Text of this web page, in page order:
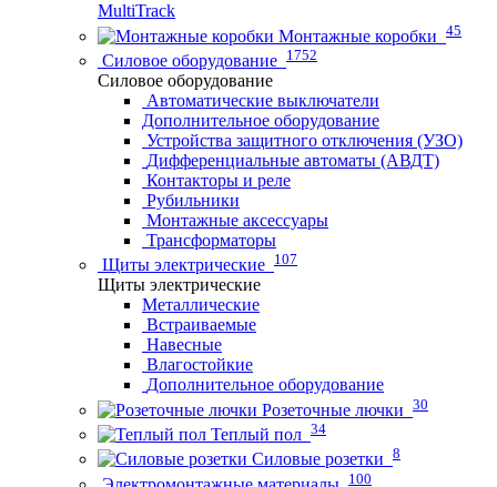
MultiTrack
Монтажные коробки 45
Силовое оборудование 1752
Силовое оборудование
Автоматические выключатели
Дополнительное оборудование
Устройства защитного отключения (УЗО)
Дифференциальные автоматы (АВДТ)
Контакторы и реле
Рубильники
Монтажные аксессуары
Трансформаторы
Щиты электрические 107
Щиты электрические
Металлические
Встраиваемые
Навесные
Влагостойкие
Дополнительное оборудование
Розеточные лючки 30
Теплый пол 34
Силовые розетки 8
100